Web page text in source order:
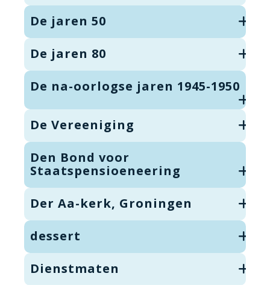
De jaren 50
De jaren 80
De na-oorlogse jaren 1945-1950
De Vereeniging
Den Bond voor
Staatspensioeneering
Der Aa-kerk, Groningen
dessert
Dienstmaten